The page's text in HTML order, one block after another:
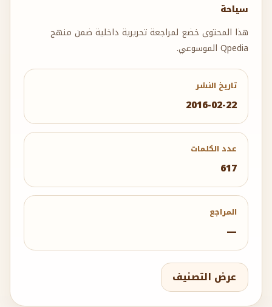
سياحة
هذا المحتوى خضع لمراجعة تحريرية داخلية ضمن منهج
Qpedia الموسوعي.
تاريخ النشر
2016-02-22
عدد الكلمات
617
المراجع
—
عرض التصنيف